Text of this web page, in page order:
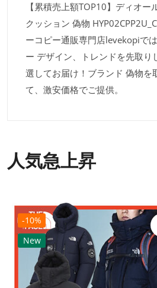
【累積売上額TOP10】ディオー
クッション 偽物
ーコピー通販専門店levekopiで
ー デザイン、トレンドを先取り
選してお届け！ブランド 偽物を
て、激安価格でご提供。
人気急上昇
-10%
New